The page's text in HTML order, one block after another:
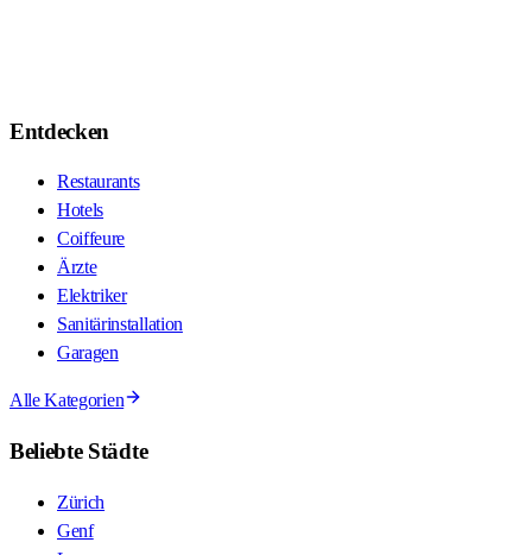
Entdecken
Restaurants
Hotels
Coiffeure
Ärzte
Elektriker
Sanitärinstallation
Garagen
Alle Kategorien
Beliebte Städte
Zürich
Genf